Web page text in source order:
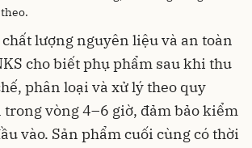
lượng nguyên liệu và an toàn
cho biết phụ phẩm sau khi thu
phân loại và xử lý theo quy
vòng 4–6 giờ, đảm bảo kiểm
vào. Sản phẩm cuối cùng có thời